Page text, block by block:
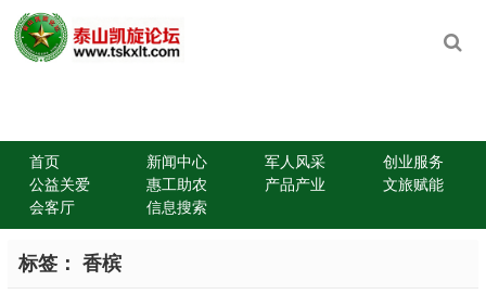
首页 新闻中心 军人风采
创业服务
公益关爱
惠工助农 产品产业
文旅赋能
会客厅
信息搜索
标签： 香槟